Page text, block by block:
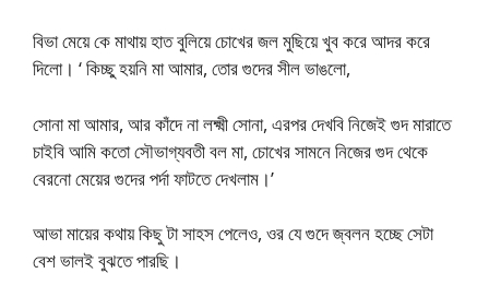
বিভা মেয়ে কে মাথায় হাত বুলিয়ে চোখের জল মুছিয়ে খুব করে আদর করে
দিলো। ‘ কিচ্ছু হয়নি মা আমার, তোর গুদের সীল ভাঙলো,
সোনা মা আমার, আর কাঁদে না লক্ষ্মী সোনা, এরপর দেখবি নিজেই গুদ মারাতে
চাইবি আমি কতো সৌভাগ্যবতী বল মা, চোখের সামনে নিজের গুদ থেকে
বেরনো মেয়ের গুদের পর্দা ফাটতে দেখলাম।’
আভা মায়ের কথায় কিছু টা সাহস পেলেও, ওর যে গুদে জ্বলন হচ্ছে সেটা
বেশ ভালই বুঝতে পারছি।